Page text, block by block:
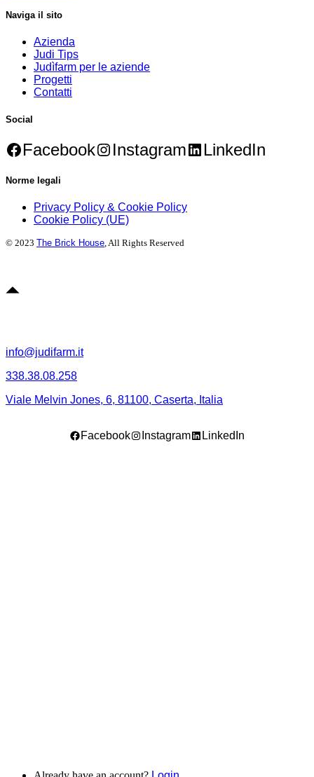
Naviga il sito
Azienda
Judi Tips
Judìfarm per le aziende
Progetti
Contatti
Social
Facebook Instagram LinkedIn
Norme legali
Privacy Policy & Cookie Policy
Cookie Policy (UE)
© 2023 The Brick House, All Rights Reserved
info@judifarm.it
338.38.08.258
Viale Melvin Jones, 6, 81100, Caserta, Italia
Facebook Instagram LinkedIn